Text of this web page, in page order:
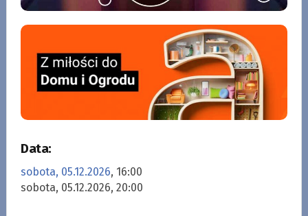
Data:
sobota, 05.12.2026, 16:00
sobota, 05.12.2026, 20:00